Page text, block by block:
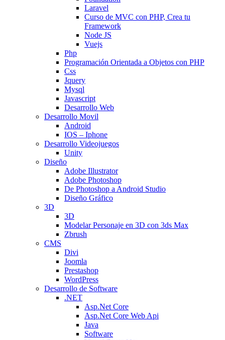
Laravel
Curso de MVC con PHP, Crea tu
Framework
Node JS
Vuejs
Php
Programación Orientada a Objetos con PHP
Css
Jquery
Mysql
Javascript
Desarrollo Web
Desarrollo Movil
Android
IOS – Iphone
Desarrollo Videojuegos
Unity
Diseño
Adobe Illustrator
Adobe Photoshop
De Photoshop a Android Studio
Diseño Gráfico
3D
3D
Modelar Personaje en 3D con 3ds Max
Zbrush
CMS
Divi
Joomla
Prestashop
WordPress
Desarrollo de Software
.NET
Asp.Net Core
Asp.Net Core Web Api
Java
Software